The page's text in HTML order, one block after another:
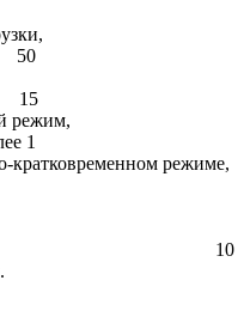
режим,
1
кратковременном режиме,
мин.
мин. 10
таймера, мин.